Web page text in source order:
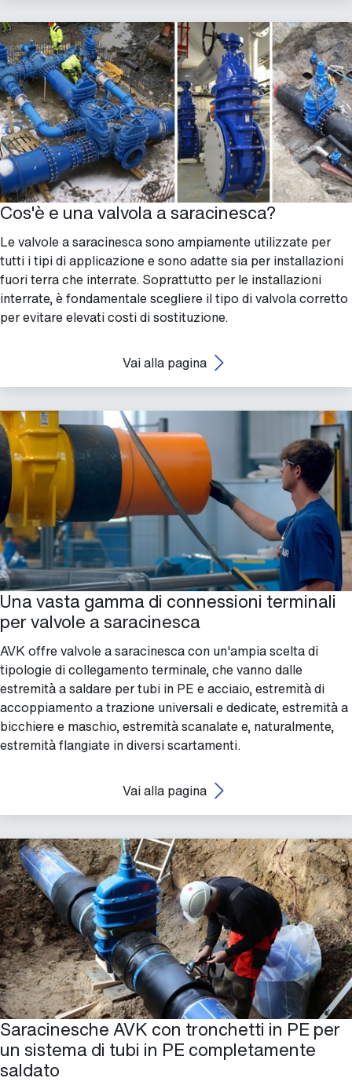
Cos'è e una valvola a saracinesca?
Le valvole a saracinesca sono ampiamente utilizzate per
tutti i tipi di applicazione e sono adatte sia per installazioni
fuori terra che interrate. Soprattutto per le installazioni
interrate, è fondamentale scegliere il tipo di valvola corretto
per evitare elevati costi di sostituzione.
Vai alla pagina
Una vasta gamma di connessioni terminali
per valvole a saracinesca
AVK offre valvole a saracinesca con un'ampia scelta di
tipologie di collegamento terminale, che vanno dalle
estremità a saldare per tubi in PE e acciaio, estremità di
accoppiamento a trazione universali e dedicate, estremità a
bicchiere e maschio, estremità scanalate e, naturalmente,
estremità flangiate in diversi scartamenti.
Vai alla pagina
Saracinesche AVK con tronchetti in PE per
un sistema di tubi in PE completamente
saldato